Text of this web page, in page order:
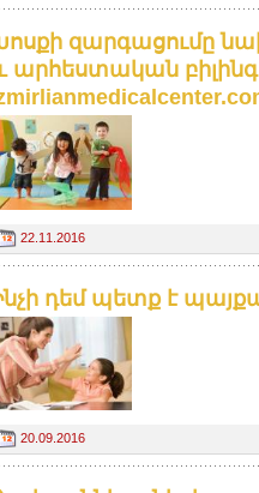
զարգացումը
արհեստական
22.11.2016
դեմ պետք է
20.09.2016